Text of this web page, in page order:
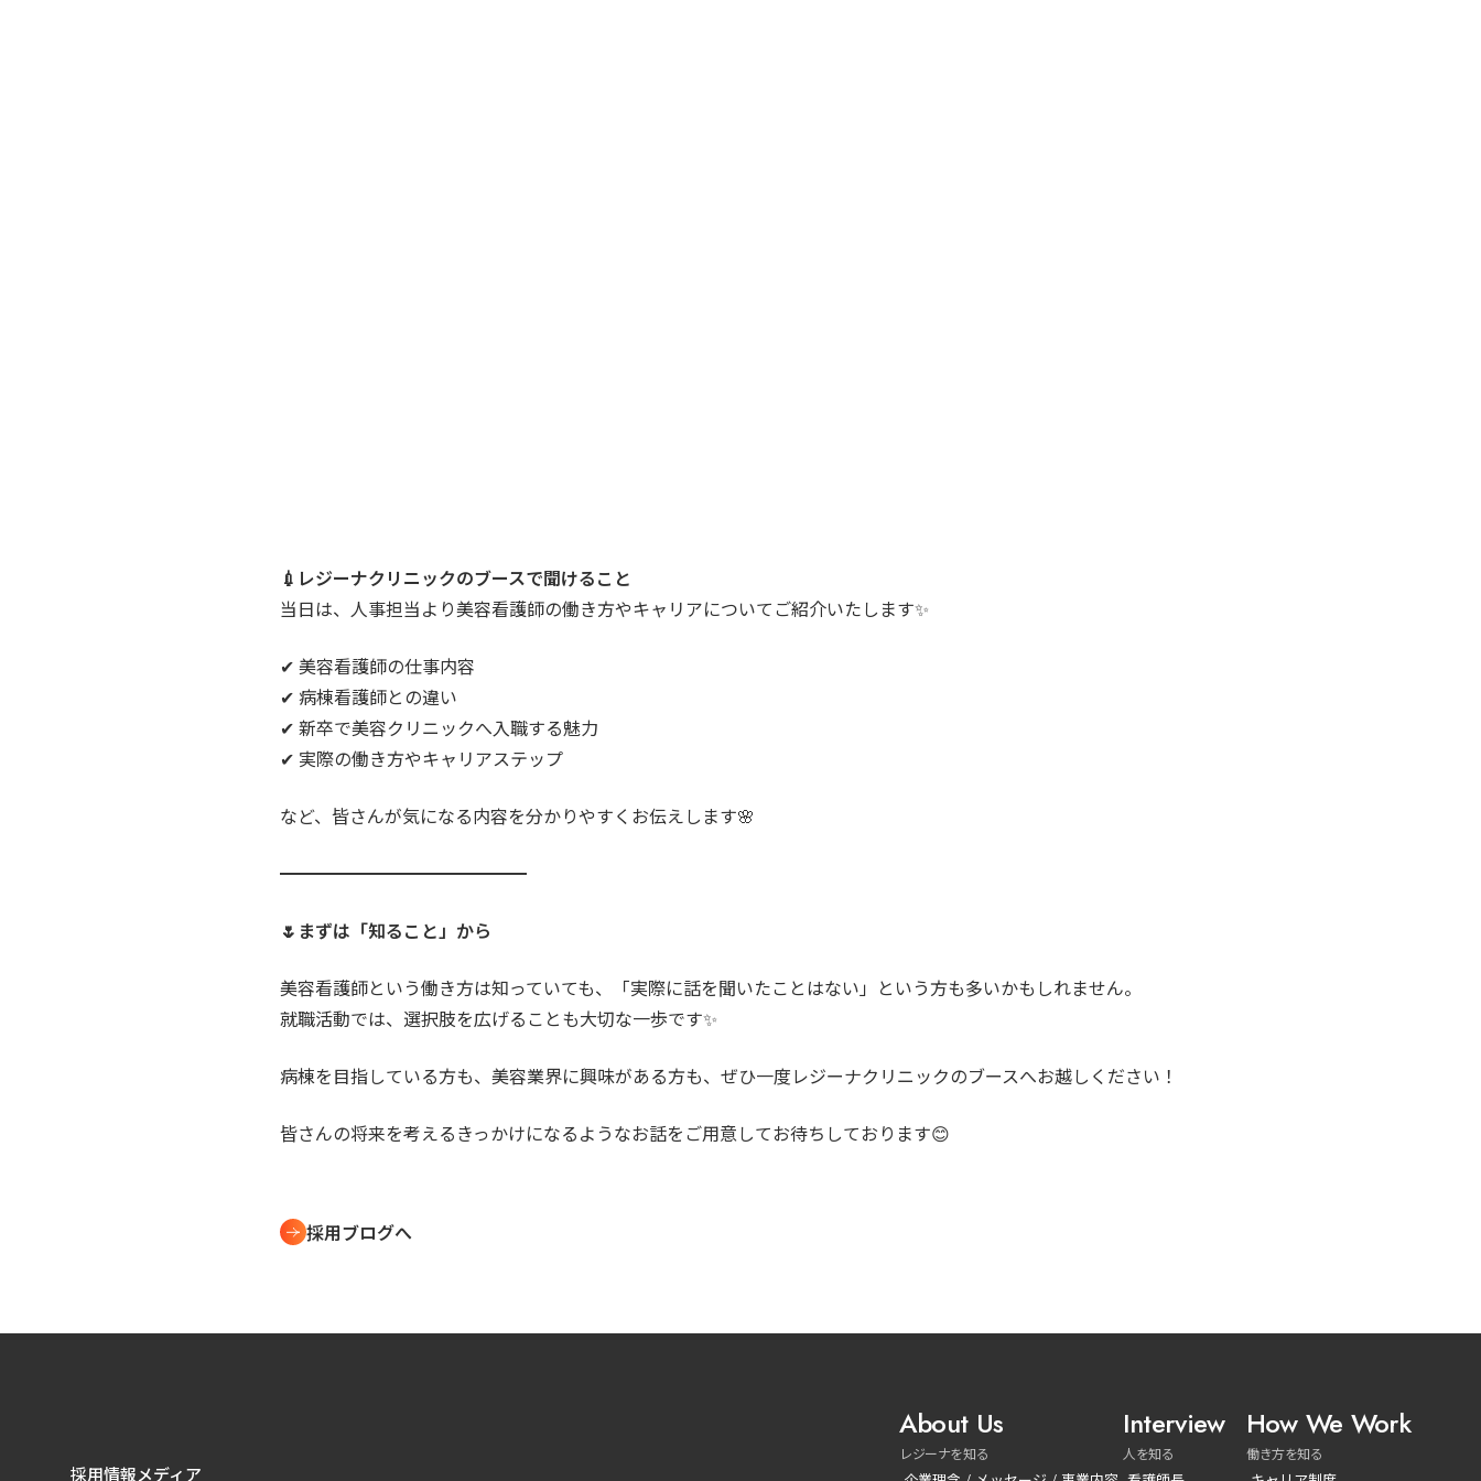
💉レジーナクリニックのブースで聞けること
当日は、人事担当より美容看護師の働き方やキャリアについてご紹介いたします✨
✔ 美容看護師の仕事内容
✔ 病棟看護師との違い
✔ 新卒で美容クリニックへ入職する魅力
✔ 実際の働き方やキャリアステップ
など、皆さんが気になる内容を分かりやすくお伝えします🌸
━━━━━━━━━━━━━━
🌷まずは「知ること」から
美容看護師という働き方は知っていても、「実際に話を聞いたことはない」という方も多いかもしれません。
就職活動では、選択肢を広げることも大切な一歩です✨
病棟を目指している方も、美容業界に興味がある方も、ぜひ一度レジーナクリニックのブースへお越しください！
皆さんの将来を考えるきっかけになるようなお話をご用意してお待ちしております😊
採用ブログへ
採用情報メディア
About Us
レジーナを知る
Interview
人を知る
How We Work
働き方を知る